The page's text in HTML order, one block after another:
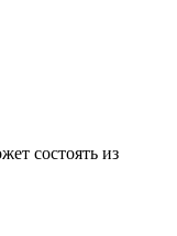
состоять из